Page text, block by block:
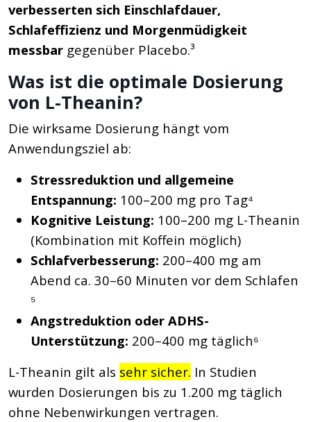
verbesserten sich Einschlafdauer,
Schlafeffizienz und Morgenmüdigkeit
messbar gegenüber Placebo.³
Was ist die optimale Dosierung
von L-Theanin?
Die wirksame Dosierung hängt vom
Anwendungsziel ab:
Stressreduktion und allgemeine
Entspannung: 100–200 mg pro Tag⁴
Kognitive Leistung: 100–200 mg L-Theanin
(Kombination mit Koffein möglich)
Schlafverbesserung: 200–400 mg am
Abend ca. 30–60 Minuten vor dem Schlafen
⁵
Angstreduktion oder ADHS-
Unterstützung: 200–400 mg täglich⁶
L-Theanin gilt als sehr sicher. In Studien
wurden Dosierungen bis zu 1.200 mg täglich
ohne Nebenwirkungen vertragen.